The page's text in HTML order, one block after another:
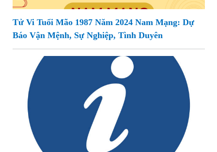
Tử Vi Tuổi Mão 1987 Năm 2024 Nam Mạng: Dự
Báo Vận Mệnh, Sự Nghiệp, Tình Duyên